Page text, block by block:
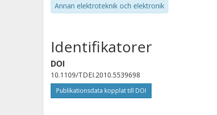
Annan elektroteknik och elektronik
Identifikatorer
DOI
10.1109/TDEI.2010.5539698
Publikationsdata kopplat till DOI